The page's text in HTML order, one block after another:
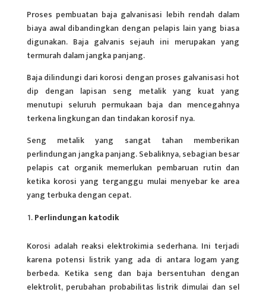
Proses pembuatan baja galvanisasi lebih rendah dalam
biaya awal dibandingkan dengan pelapis lain yang biasa
digunakan. Baja galvanis sejauh ini merupakan yang
termurah dalam jangka panjang.
Baja dilindungi dari korosi dengan proses galvanisasi hot
dip dengan lapisan seng metalik yang kuat yang
menutupi seluruh permukaan baja dan mencegahnya
terkena lingkungan dan tindakan korosif nya.
Seng metalik yang sangat tahan memberikan
perlindungan jangka panjang. Sebaliknya, sebagian besar
pelapis cat organik memerlukan pembaruan rutin dan
ketika korosi yang terganggu mulai menyebar ke area
yang terbuka dengan cepat.
Perlindungan katodik
Korosi adalah reaksi elektrokimia sederhana. Ini terjadi
karena potensi listrik yang ada di antara logam yang
berbeda. Ketika seng dan baja bersentuhan dengan
elektrolit, perubahan probabilitas listrik dimulai dan sel